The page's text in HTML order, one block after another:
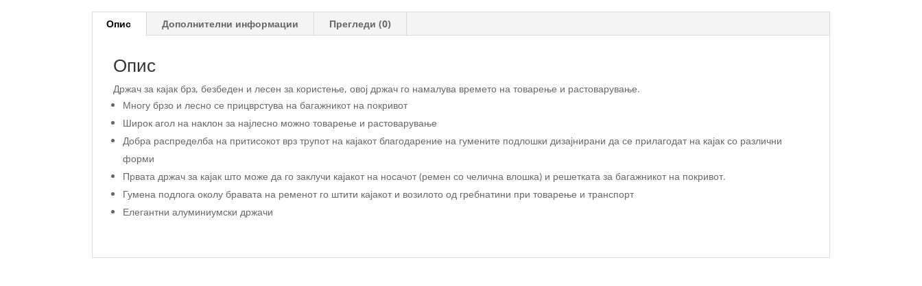
Опис Дополнителни информации Прегледи (0)
Опис
Држач за кајак брз, безбеден и лесен за користење, овој држач го намалува времето на товарење и растоварување.
Многу брзо и лесно се прицврстува на багажникот на покривот
Широк агол на наклон за најлесно можно товарење и растоварување
Добра распределба на притисокот врз трупот на кајакот благодарение на гумените подлошки дизајнирани да се прилагодат на кајак со различни
форми
Првата држач за кајак што може да го заклучи кајакот на носачот (ремен со челична влошка) и решетката за багажникот на покривот.
Гумена подлога околу бравата на ременот го штити кајакот и возилото од гребнатини при товарење и транспорт
Елегантни алуминиумски држачи